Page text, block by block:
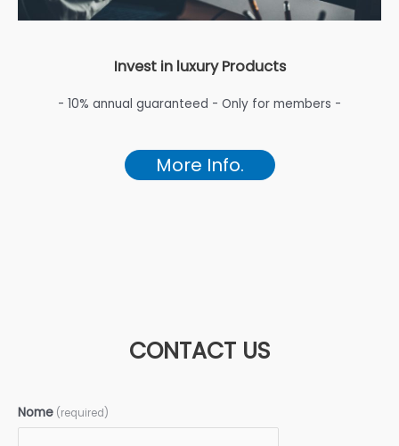
Invest in luxury Products
- 10% annual guaranteed - Only for members -
More Info.
CONTACT US
Nome (required)